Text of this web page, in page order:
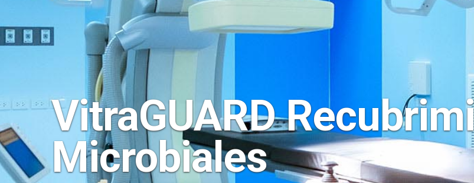
VitraGUARD
Microbiales